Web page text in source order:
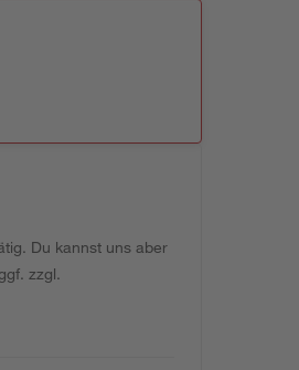
Du kannst uns aber
zzgl.